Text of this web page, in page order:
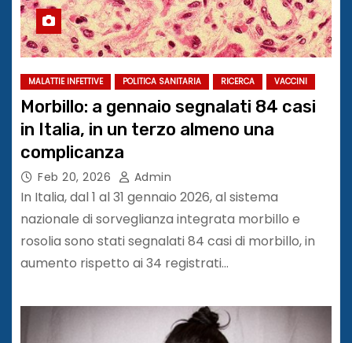
MALATTIE INFETTIVE POLITICA SANITARIA RICERCA VACCINI
Morbillo: a gennaio segnalati 84 casi
in Italia, in un terzo almeno una
complicanza
Feb 20, 2026 Admin
In Italia, dal 1 al 31 gennaio 2026, al sistema
nazionale di sorveglianza integrata morbillo e
rosolia sono stati segnalati 84 casi di morbillo, in
aumento rispetto ai 34 registrati…